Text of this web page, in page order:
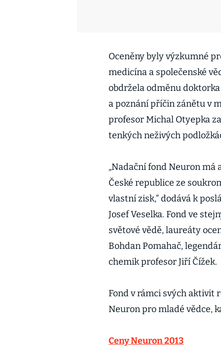
Oceněny byly výzkumné
medicína a společenské
obdržela odměnu
a poznání příčin zánětu v
profesor Michal Otyepka
tenkých neživých
„Nadační fond Neuron
České republice ze
vlastní zisk,“ dodává k
Josef Veselka. Fond ve
světové vědě, laureáty
Bohdan Pomahač,
chemik profesor Jiří Čížek.
Fond v rámci svých aktivit
Neuron pro mladé vědce,
Ceny Neuron 2013